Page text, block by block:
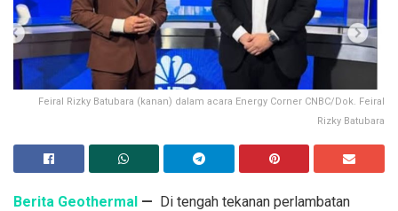
Feiral Rizky Batubara (kanan) dalam acara Energy Corner CNBC/Dok. Feiral
Rizky Batubara
Berita Geothermal — Di tengah tekanan perlambatan